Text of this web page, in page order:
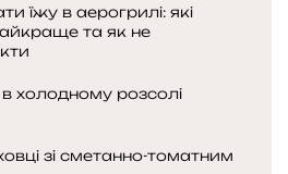
їжу в аерогрилі: які
та як не
холодному розсолі
зі сметанно-томатним